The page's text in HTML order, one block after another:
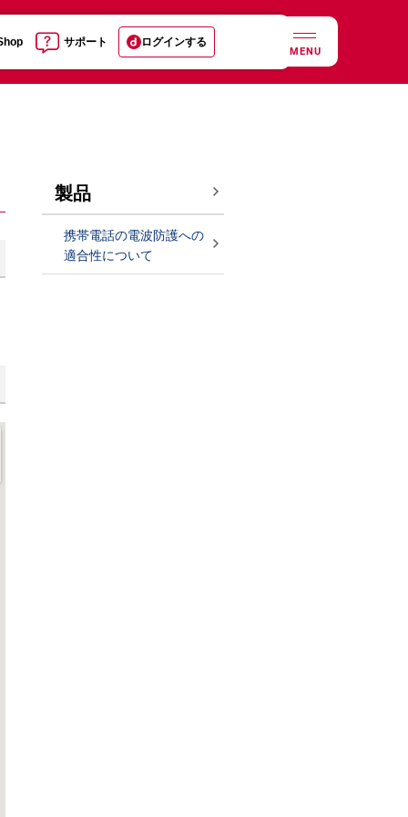
サポート ログインする
MENU
製品
携帯電話の電波防護への
適合性について